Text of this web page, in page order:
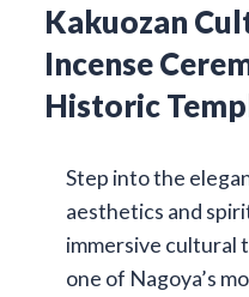
Kakuozan
Incense
Historic
Step into the
aesthetics and
immersive cultural
one of Nagoya’s